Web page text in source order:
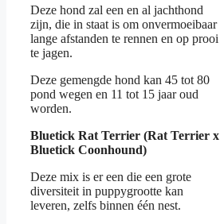
Deze hond zal een en al jachthond
zijn, die in staat is om onvermoeibaar
lange afstanden te rennen en op prooi
te jagen.
Deze gemengde hond kan 45 tot 80
pond wegen en 11 tot 15 jaar oud
worden.
Bluetick Rat Terrier (Rat Terrier x
Bluetick Coonhound)
Deze mix is er een die een grote
diversiteit in puppygrootte kan
leveren, zelfs binnen één nest.